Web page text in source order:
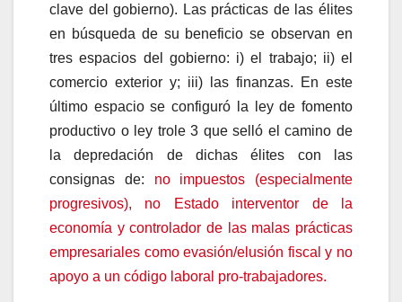
clave del gobierno). Las prácticas de las élites
en búsqueda de su beneficio se observan en
tres espacios del gobierno: i) el trabajo; ii) el
comercio exterior y; iii) las finanzas. En este
último espacio se configuró la ley de fomento
productivo o ley trole 3 que selló el camino de
la depredación de dichas élites con las
consignas de: no impuestos (especialmente
progresivos), no Estado interventor de la
economía y controlador de las malas prácticas
empresariales como evasión/elusión fiscal y no
apoyo a un código laboral pro-trabajadores.